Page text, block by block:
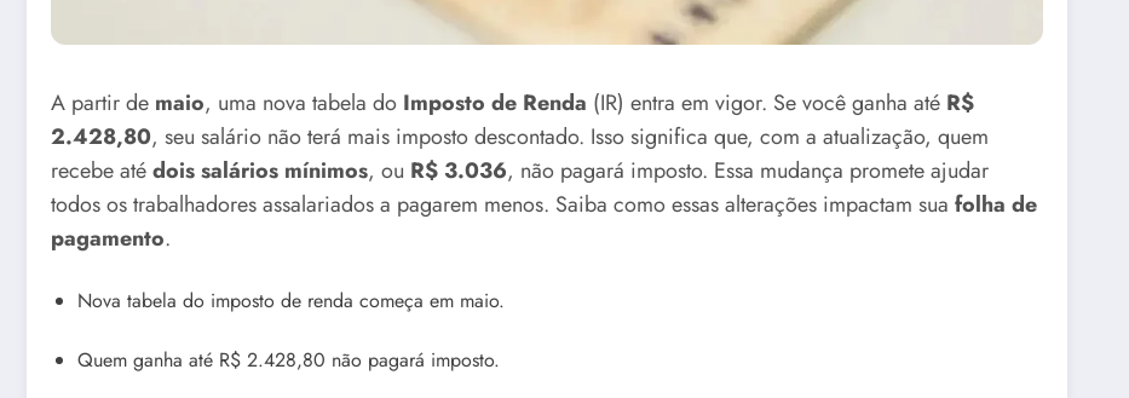
A partir de maio, uma nova tabela do Imposto de Renda (IR) entra em vigor. Se você ganha até R$
2.428,80, seu salário não terá mais imposto descontado. Isso significa que, com a atualização, quem
recebe atédois salários mínimos, ou R$ 3.036, não pagará imposto. Essa mudança promete ajudar
todos os trabalhadores assalariados a pagarem menos. Saiba como essas alterações impactam sua folha de
pagamento.
Nova tabela do imposto de renda começa em maio.
Quem ganha até R$ 2.428,80 não pagará imposto.